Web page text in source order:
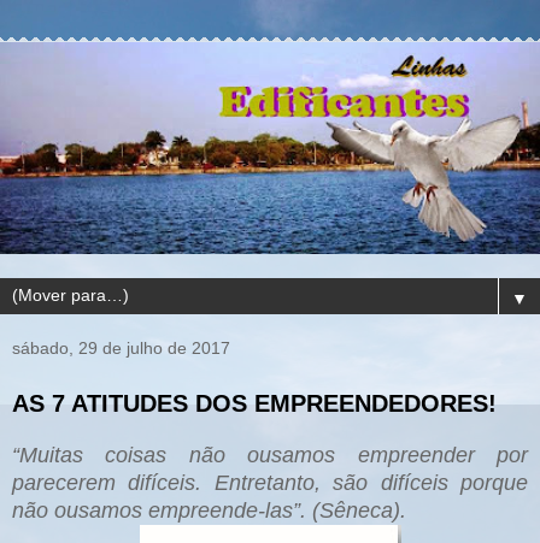
▼
sábado, 29 de julho de 2017
AS 7 ATITUDES DOS EMPREENDEDORES!
“Muitas coisas não ousamos empreender por
parecerem difíceis. Entretanto, são difíceis porque
não ousamos empreende-las”. (Sêneca).